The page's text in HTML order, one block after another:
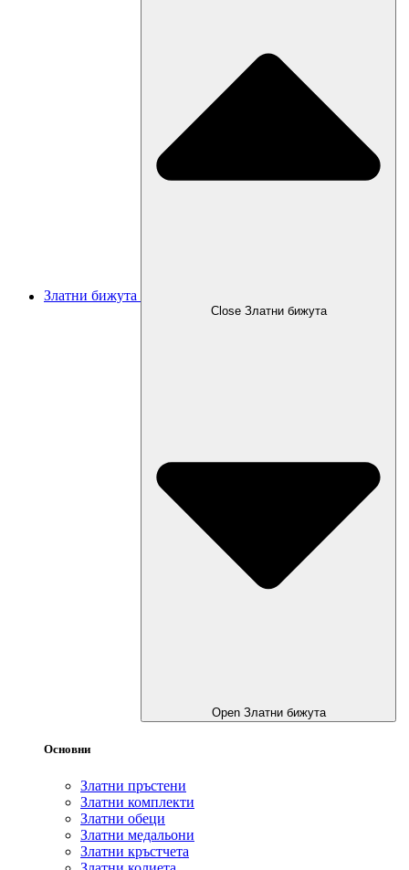
Златни бижута
Close Златни бижута
Open Златни бижута
Основни
Златни пръстени
Златни комплекти
Златни обеци
Златни медальони
Златни кръстчета